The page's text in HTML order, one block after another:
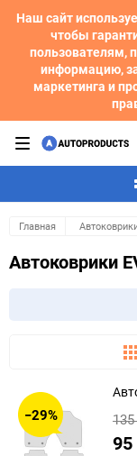
Наш сайт
чтобы
пользователям,
информацию,
маркетинга и
Главная
Автоковрики
−29%
95